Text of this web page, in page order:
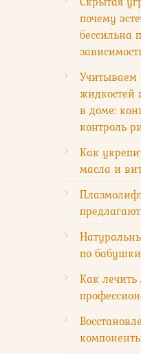
почему
бессильна
Учитываем
жидкостей
в доме:
контроль
Как
масла и
по
Как